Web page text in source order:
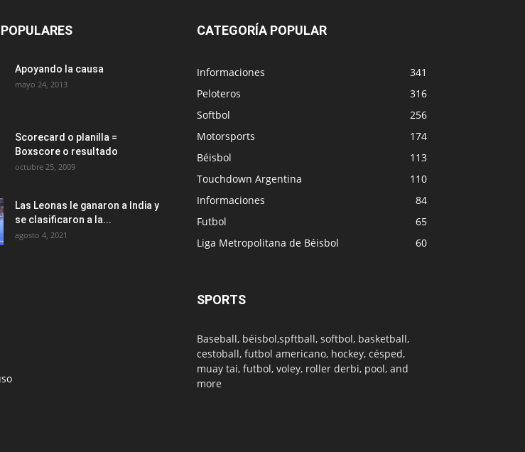
Apoyando la causa
mayo 24, 2013
Scorecard o planilla =
Boxscore o resultado
octubre 25, 2009
Las Leonas le ganaron a India y
se clasificaron a la...
agosto 4, 2021
CATEGORÍA POPULAR
Informaciones
341
Peloteros
316
Softbol
256
Motorsports
174
Béisbol
113
Touchdown Argentina
110
Informaciones
84
Futbol
65
Liga Metropolitana de Béisbol
60
SPORTS
Baseball, béisbol,spftball, softbol, basketball,
cestoball, futbol americano, hockey, césped,
muay tai, futbol, voley, roller derbi, pool, and
more